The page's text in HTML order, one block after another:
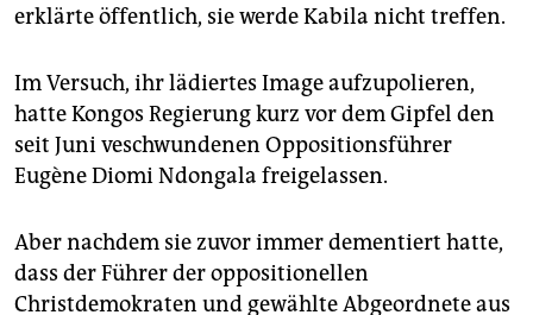
erklärte öffentlich, sie werde Kabila nicht treffen.
Im Versuch, ihr lädiertes Image aufzupolieren,
hatte Kongos Regierung kurz vor dem Gipfel den
seit Juni veschwundenen Oppositionsführer
Eugène Diomi Ndongala freigelassen.
Aber nachdem sie zuvor immer dementiert hatte,
dass der Führer der oppositionellen
Christdemokraten und gewählte Abgeordnete aus